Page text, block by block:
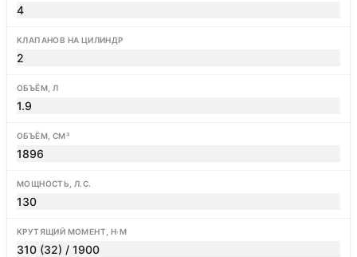
4
КЛАПАНОВ НА ЦИЛИНДР
2
ОБЪЁМ, Л
1.9
ОБЪЁМ, СМ³
1896
МОЩНОСТЬ, Л.С.
130
КРУТЯЩИЙ МОМЕНТ, Н·М
310 (32) / 1900